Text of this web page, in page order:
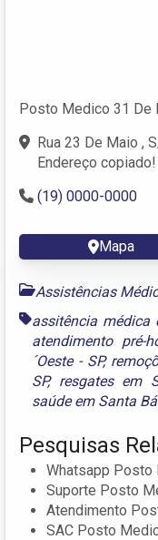
Posto Medico 31 De
Rua 23 De Maio ,
Endereço copiado!
(19) 0000-0000
Mapa
Assistências
assitência médica
atendimento pré-
´Oeste - SP,
SP, resgates em
saúde em Santa
Pesquisas
Whatsapp Posto
Suporte Posto
Atendimento
SAC Posto